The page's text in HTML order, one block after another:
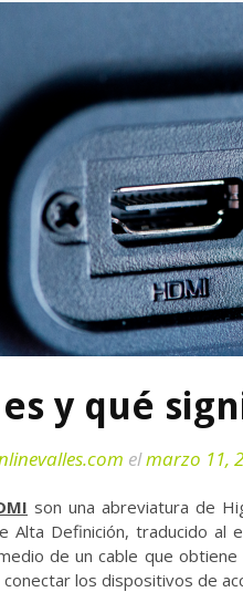
y qué
elmarzo 11,
son una abreviatura de
Alta Definición, traducido al
de un cable que
los dispositivos de